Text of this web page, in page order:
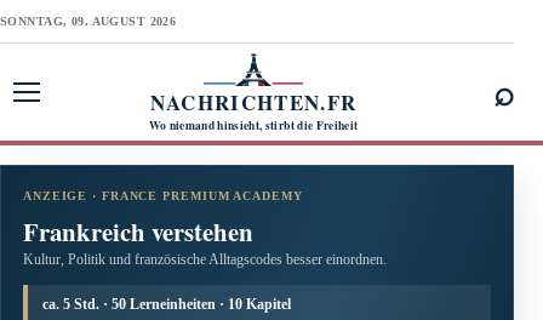
SONNTAG, 09. AUGUST 2026
NACHRICHTEN.FR
Wo niemand hinsieht, stirbt die Freiheit
⌕
ANZEIGE · FRANCE PREMIUM ACADEMY
Frankreich verstehen
Kultur, Politik und französische Alltagscodes besser einordnen.
ca. 5 Std. · 50 Lerneinheiten · 10 Kapitel